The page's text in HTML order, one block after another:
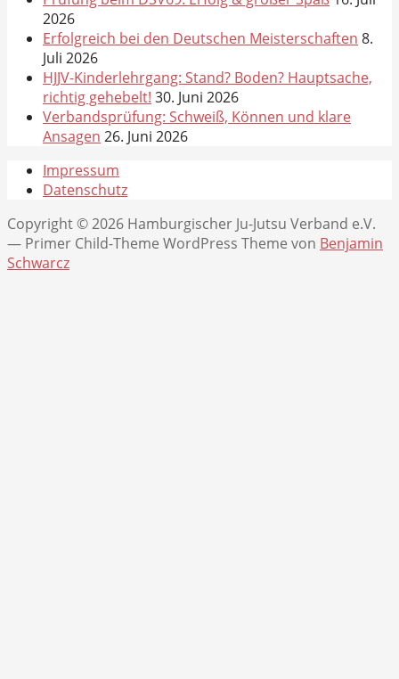
2026
Erfolgreich bei den Deutschen Meisterschaften 8.
Juli 2026
HJJV-Kinderlehrgang: Stand? Boden? Hauptsache,
richtig gehebelt! 30. Juni 2026
Verbandsprüfung: Schweiß, Können und klare
Ansagen 26. Juni 2026
Impressum
Datenschutz
Copyright © 2026 Hamburgischer Ju-Jutsu Verband e.V.
— Primer Child-Theme WordPress Theme von Benjamin
Schwarcz